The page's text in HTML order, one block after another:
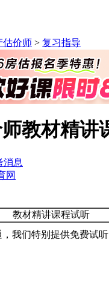
估价师 > 复习指导
教材精讲
消息
网
教材精讲课程试听
我们特别提供免费试